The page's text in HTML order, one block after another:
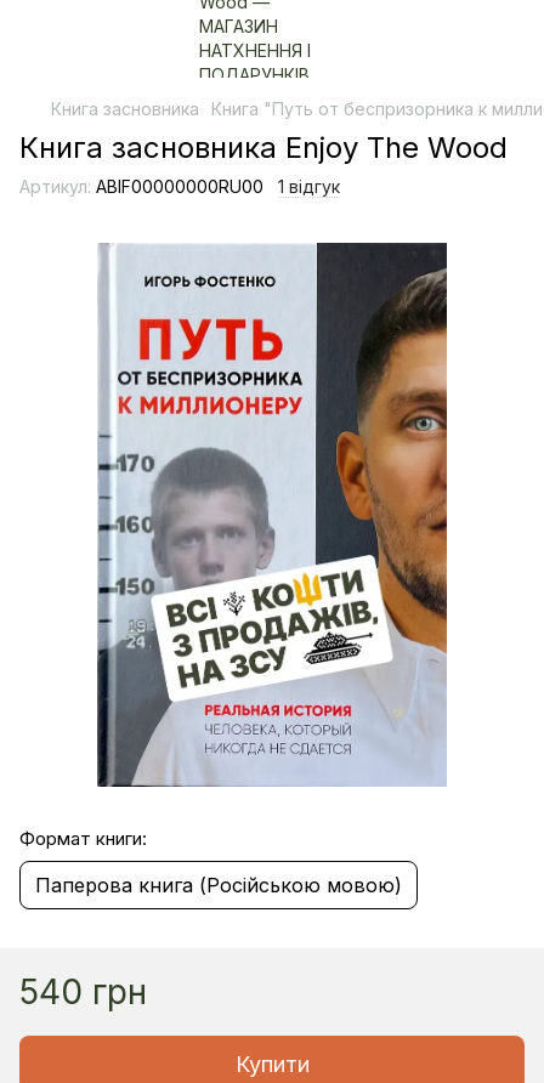
Книга засновника Книга "Путь от беспризорника к
Книга засновника Enjoy The Wood
Артикул: ABIF00000000RU00 1 відгук
Формат книги:
Паперова книга (Російською мовою)
540 грн
Купити